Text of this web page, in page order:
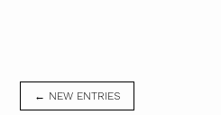
← NEW ENTRIES